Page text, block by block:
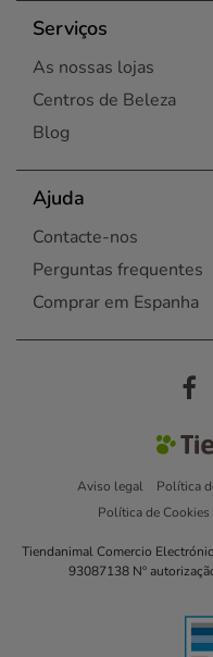
Serviços
As nossas lojas
Centros de Beleza
Blog
Ajuda
Contacte-nos
Perguntas frequentes
Comprar em Espanha
Aviso legal Política
Política de Cookies
Tiendanimal Comercio
93087138 Nº